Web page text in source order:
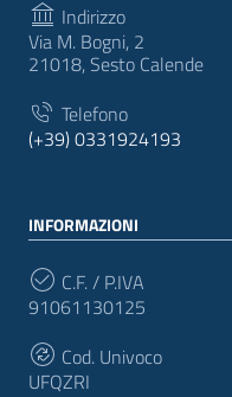
Indirizzo
Via M. Bogni, 2
21018, Sesto Calende
Telefono
(+39) 0331924193
INFORMAZIONI
C.F. / P.IVA
91061130125
Cod. Univoco
UFQZRI